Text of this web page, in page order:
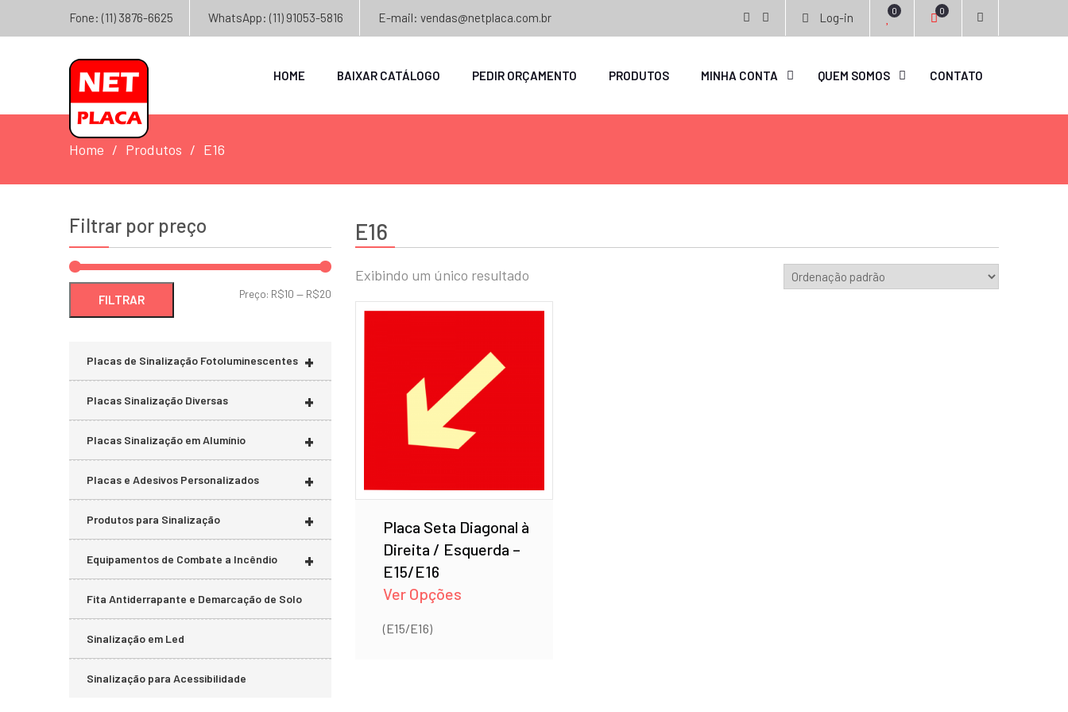
Fone: (11) 3876-6625 WhatsApp: (11) 91053-5816 E-mail: vendas@netplaca.com.br Log-in 0 0
HOME BAIXAR CATÁLOGO PEDIR ORÇAMENTO PRODUTOS MINHA CONTA QUEM SOMOS CONTATO
Home Produtos E16
E16
Exibindo um único resultado
Placa Seta Diagonal à
Direita / Esquerda –
E15/E16
Ver Opções
(E15/E16)
Filtrar por preço
FILTRAR Preço: R$10 — R$20
+
Placas de Sinalização Fotoluminescentes
+
Placas Sinalização Diversas
+
Placas Sinalização em Alumínio
+
Placas e Adesivos Personalizados
+
Produtos para Sinalização
+
Equipamentos de Combate a Incêndio
Fita Antiderrapante e Demarcação de Solo
Sinalização em Led
Sinalização para Acessibilidade